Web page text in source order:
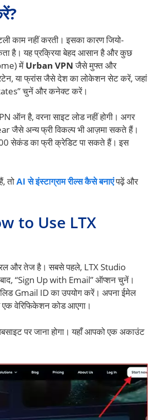
काम नहीं करती। इसका कारण जियो-
है। यह प्रक्रिया बेहद आसान है और कुछ
में Urban VPNजैसे मुफ्त और
या फ्रांस जैसे देश का लोकेशन सेट करें, जहां
चुनें और कनेक्ट करें।
ऑन है, वरना साइट लोड नहीं होगी। अगर
जैसे अन्य फ्री विकल्प भी आज़मा सकते हैं।
सेकंड का फ्री क्रेडिट पा सकते हैं। इस
तोAI से इंस्टाग्राम रील्स कैसे बनाएंपढ़ें और
to Use LTX
और तेज है। सबसे पहले, LTX Studio
“Sign Up with Email” ऑप्शन चुनें।
Gmail ID का उपयोग करें। अपना ईमेल
वेरिफिकेशन कोड आएगा।
पर जाना होगा। यहाँ आपको एक अकाउंट